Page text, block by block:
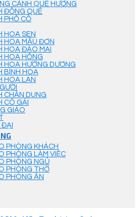
CẢNH QUÊ HƯƠNG
ĐỒNG QUÊ
PHỐ CỔ
HOA SEN
HOA MẪU ĐƠN
HOA ĐÀO MAI
HOA HỒNG
HOA HƯỚNG DƯƠNG
BÌNH HOA
HOA LAN
CHÂN DUNG
CÔ GÁI
GIÁO
ĐẠI
PHÒNG KHÁCH
PHÒNG LÀM VIỆC
PHÒNG NGỦ
PHÒNG THỜ
PHÒNG ĂN